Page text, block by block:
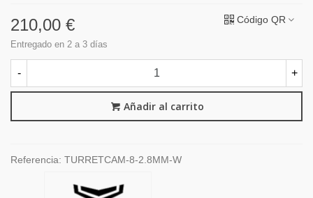
210,00 €
Entregado en 2 a 3 días
Código QR
- +
Añadir al carrito
Referencia: TURRETCAM-8-2.8MM-W